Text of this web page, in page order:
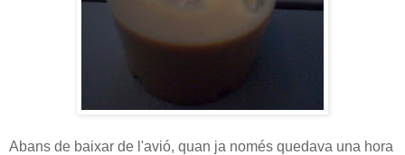
Abans de baixar de l'avió, quan ja només quedava una hora